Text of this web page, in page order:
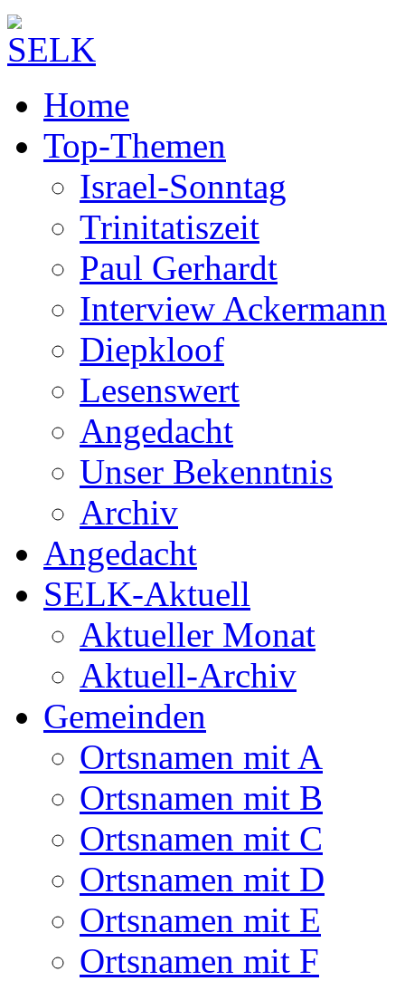
Home
Top-Themen
Israel-Sonntag
Trinitatiszeit
Paul Gerhardt
Interview Ackermann
Diepkloof
Lesenswert
Angedacht
Unser Bekenntnis
Archiv
Angedacht
SELK-Aktuell
Aktueller Monat
Aktuell-Archiv
Gemeinden
Ortsnamen mit A
Ortsnamen mit B
Ortsnamen mit C
Ortsnamen mit D
Ortsnamen mit E
Ortsnamen mit F